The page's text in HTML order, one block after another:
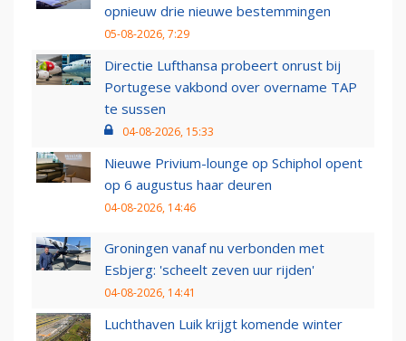
opnieuw drie nieuwe bestemmingen
05-08-2026, 7:29
Directie Lufthansa probeert onrust bij
Portugese vakbond over overname TAP
te sussen
04-08-2026, 15:33
Nieuwe Privium-lounge op Schiphol opent
op 6 augustus haar deuren
04-08-2026, 14:46
Groningen vanaf nu verbonden met
Esbjerg: 'scheelt zeven uur rijden'
04-08-2026, 14:41
Luchthaven Luik krijgt komende winter